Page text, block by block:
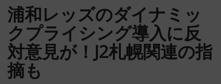
浦和レッズのダイナミッ
クプライシング導入に反
対意見が！J2札幌関連の指
摘も